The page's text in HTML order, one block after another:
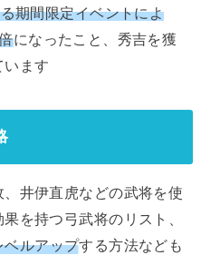
期間限定イベントによ
になったこと、秀吉を獲
います
井伊直虎などの武将を使
を持つ弓武将のリスト、
ベルアップする方法なども